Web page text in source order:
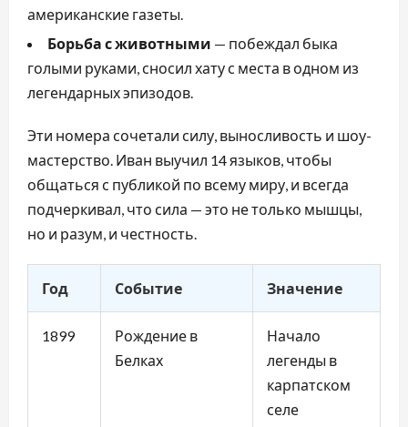
американские газеты.
Борьба с животными — побеждал быка
голыми руками, сносил хату с места в одном из
легендарных эпизодов.
Эти номера сочетали силу, выносливость и шоу-
мастерство. Иван выучил 14 языков, чтобы
общаться с публикой по всему миру, и всегда
подчеркивал, что сила — это не только мышцы,
но и разум, и честность.
Год Событие Значение
1899
Рождение в
Белках
Начало
легенды в
карпатском
селе